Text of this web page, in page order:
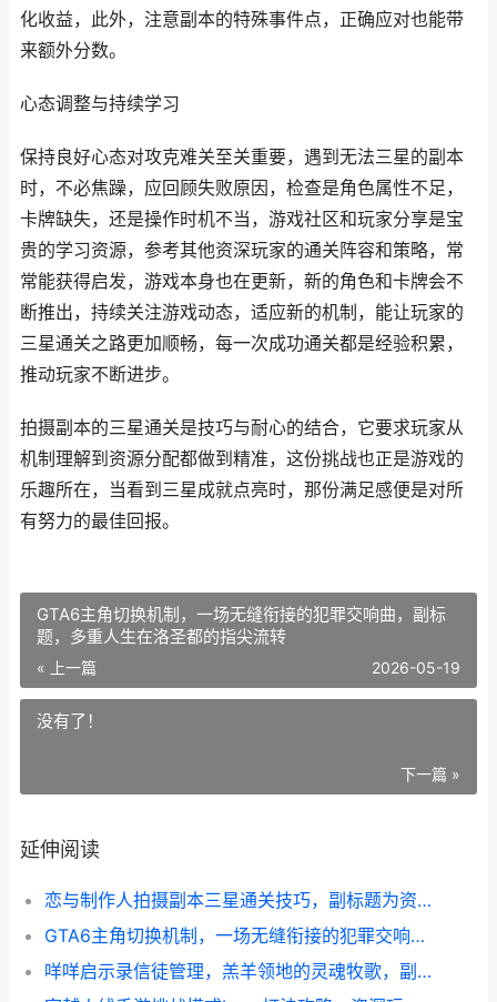
化收益，此外，注意副本的特殊事件点，正确应对也能带
来额外分数。
心态调整与持续学习
保持良好心态对攻克难关至关重要，遇到无法三星的副本
时，不必焦躁，应回顾失败原因，检查是角色属性不足，
卡牌缺失，还是操作时机不当，游戏社区和玩家分享是宝
贵的学习资源，参考其他资深玩家的通关阵容和策略，常
常能获得启发，游戏本身也在更新，新的角色和卡牌会不
断推出，持续关注游戏动态，适应新的机制，能让玩家的
三星通关之路更加顺畅，每一次成功通关都是经验积累，
推动玩家不断进步。
拍摄副本的三星通关是技巧与耐心的结合，它要求玩家从
机制理解到资源分配都做到精准，这份挑战也正是游戏的
乐趣所在，当看到三星成就点亮时，那份满足感便是对所
有努力的最佳回报。
GTA6主角切换机制，一场无缝衔接的犯罪交响曲，副标
题，多重人生在洛圣都的指尖流转
« 上一篇 2026-05-19
没有了！
下一篇 »
延伸阅读
恋与制作人拍摄副本三星通关技巧，副标题为资深玩家心得分享
GTA6主角切换机制，一场无缝衔接的犯罪交响曲，副标题，多重人生在洛圣都的指尖流转
咩咩启示录信徒管理，羔羊领地的灵魂牧歌，副标题，信仰与秩序的编织艺术